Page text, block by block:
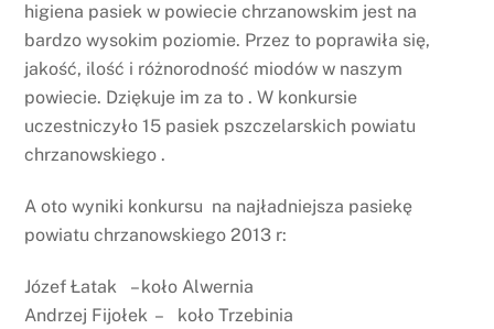
higiena pasiek w powiecie chrzanowskim jest na
bardzo wysokim poziomie. Przez to poprawiła się,
jakość, ilość i różnorodność miodów w naszym
powiecie. Dziękuje im za to . W konkursie
uczestniczyło 15 pasiek pszczelarskich powiatu
chrzanowskiego .
A oto wyniki konkursu na najładniejsza pasiekę
powiatu chrzanowskiego 2013 r:
Józef Łatak – koło Alwernia
Andrzej Fijołek – koło Trzebinia